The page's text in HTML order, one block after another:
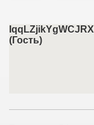
IqqLZjikYgWCJRX
(Гость)